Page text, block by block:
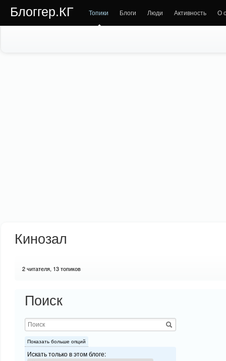
Блоггер.КГ Топики Блоги Люди Активность О
Кинозал
2читателя, 13 топиков
Поиск
Показать больше опций
Искать только в этом блоге: